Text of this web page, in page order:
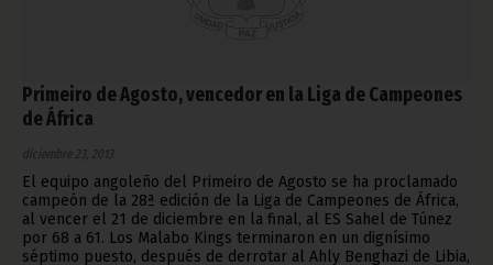
Primeiro de Agosto, vencedor en la Liga de Campeones
de África
diciembre 23, 2013
El equipo angoleño del Primeiro de Agosto se ha proclamado
campeón de la 28ª edición de la Liga de Campeones de África,
al vencer el 21 de diciembre en la final, al ES Sahel de Túnez
por 68 a 61. Los Malabo Kings terminaron en un dignísimo
séptimo puesto, después de derrotar al Ahly Benghazi de Libia,